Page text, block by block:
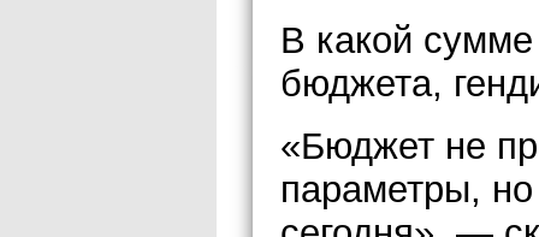
В какой сумме
бюджета,
«Бюджет не
параметры,